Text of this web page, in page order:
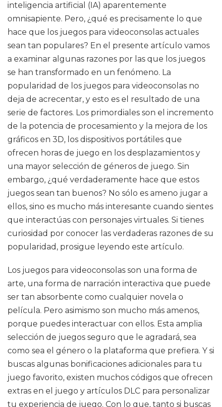
inteligencia artificial (IA) aparentemente
omnisapiente. Pero, ¿qué es precisamente lo que
hace que los juegos para videoconsolas actuales
sean tan populares? En el presente artículo vamos
a examinar algunas razones por las que los juegos
se han transformado en un fenómeno. La
popularidad de los juegos para videoconsolas no
deja de acrecentar, y esto es el resultado de una
serie de factores. Los primordiales son el incremento
de la potencia de procesamiento y la mejora de los
gráficos en 3D, los dispositivos portátiles que
ofrecen horas de juego en los desplazamientos y
una mayor selección de géneros de juego. Sin
embargo, ¿qué verdaderamente hace que estos
juegos sean tan buenos? No sólo es ameno jugar a
ellos, sino es mucho más interesante cuando sientes
que interactúas con personajes virtuales. Si tienes
curiosidad por conocer las verdaderas razones de su
popularidad, prosigue leyendo este artículo.
Los juegos para videoconsolas son una forma de
arte, una forma de narración interactiva que puede
ser tan absorbente como cualquier novela o
película. Pero asimismo son mucho más amenos,
porque puedes interactuar con ellos. Esta amplia
selección de juegos seguro que le agradará, sea
como sea el género o la plataforma que prefiera. Y si
buscas algunas bonificaciones adicionales para tu
juego favorito, existen muchos códigos que ofrecen
extras en el juego y artículos DLC para personalizar
tu experiencia de juego. Con lo que, tanto si buscas